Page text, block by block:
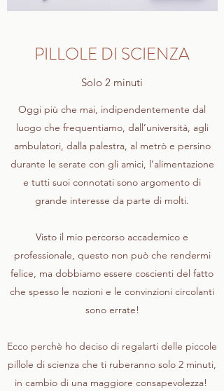
PILLOLE DI SCIENZA
Solo 2 minuti
Oggi più che mai, indipendentemente dal
luogo che frequentiamo, dall’università, agli
ambulatori, dalla palestra, al metrò e persino
durante le serate con gli amici, l’alimentazione
e tutti suoi connotati sono argomento di
grande interesse da parte di molti.
Visto il mio percorso accademico e
professionale, questo non può che rendermi
felice, ma dobbiamo essere coscienti del fatto
che spesso le nozioni e le convinzioni circolanti
sono errate!
Ecco perchè ho deciso di regalarti delle piccole
pillole di scienza che ti ruberanno solo 2 minuti,
in cambio di una maggiore consapevolezza!